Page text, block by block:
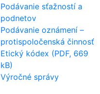
Podávanie sťažností a
podnetov
Podávanie oznámení –
protispoločenská činnosť
Etický kódex (PDF, 669
kB)
Výročné správy